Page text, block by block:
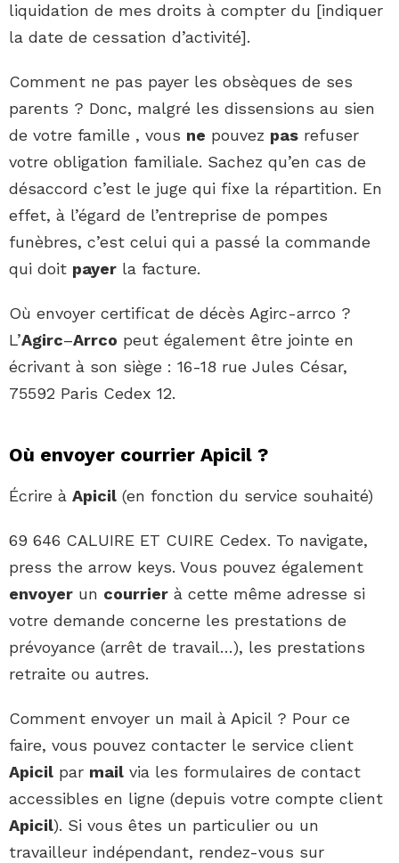
liquidation de mes droits à compter du [indiquer
la date de cessation d’activité].
Comment ne pas payer les obsèques de ses
parents ? Donc, malgré les dissensions au sien
de votre famille , vous ne pouvez pas refuser
votre obligation familiale. Sachez qu’en cas de
désaccord c’est le juge qui fixe la répartition. En
effet, à l’égard de l’entreprise de pompes
funèbres, c’est celui qui a passé la commande
qui doit payer la facture.
Où envoyer certificat de décès Agirc-arrco ?
L’Agirc–Arrco peut également être jointe en
écrivant à son siège : 16-18 rue Jules César,
75592 Paris Cedex 12.
Où envoyer courrier Apicil ?
Écrire à Apicil (en fonction du service souhaité)
69 646 CALUIRE ET CUIRE Cedex. To navigate,
press the arrow keys. Vous pouvez également
envoyer un courrier à cette même adresse si
votre demande concerne les prestations de
prévoyance (arrêt de travail…), les prestations
retraite ou autres.
Comment envoyer un mail à Apicil ? Pour ce
faire, vous pouvez contacter le service client
Apicil par mail via les formulaires de contact
accessibles en ligne (depuis votre compte client
Apicil). Si vous êtes un particulier ou un
travailleur indépendant, rendez-vous sur